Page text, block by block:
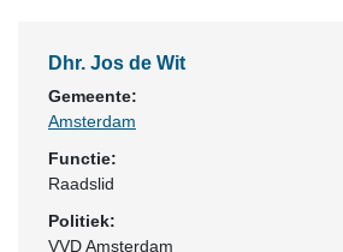
Dhr. Jos de Wit
Gemeente:
Amsterdam
Functie:
Raadslid
Politiek:
VVD Amsterdam